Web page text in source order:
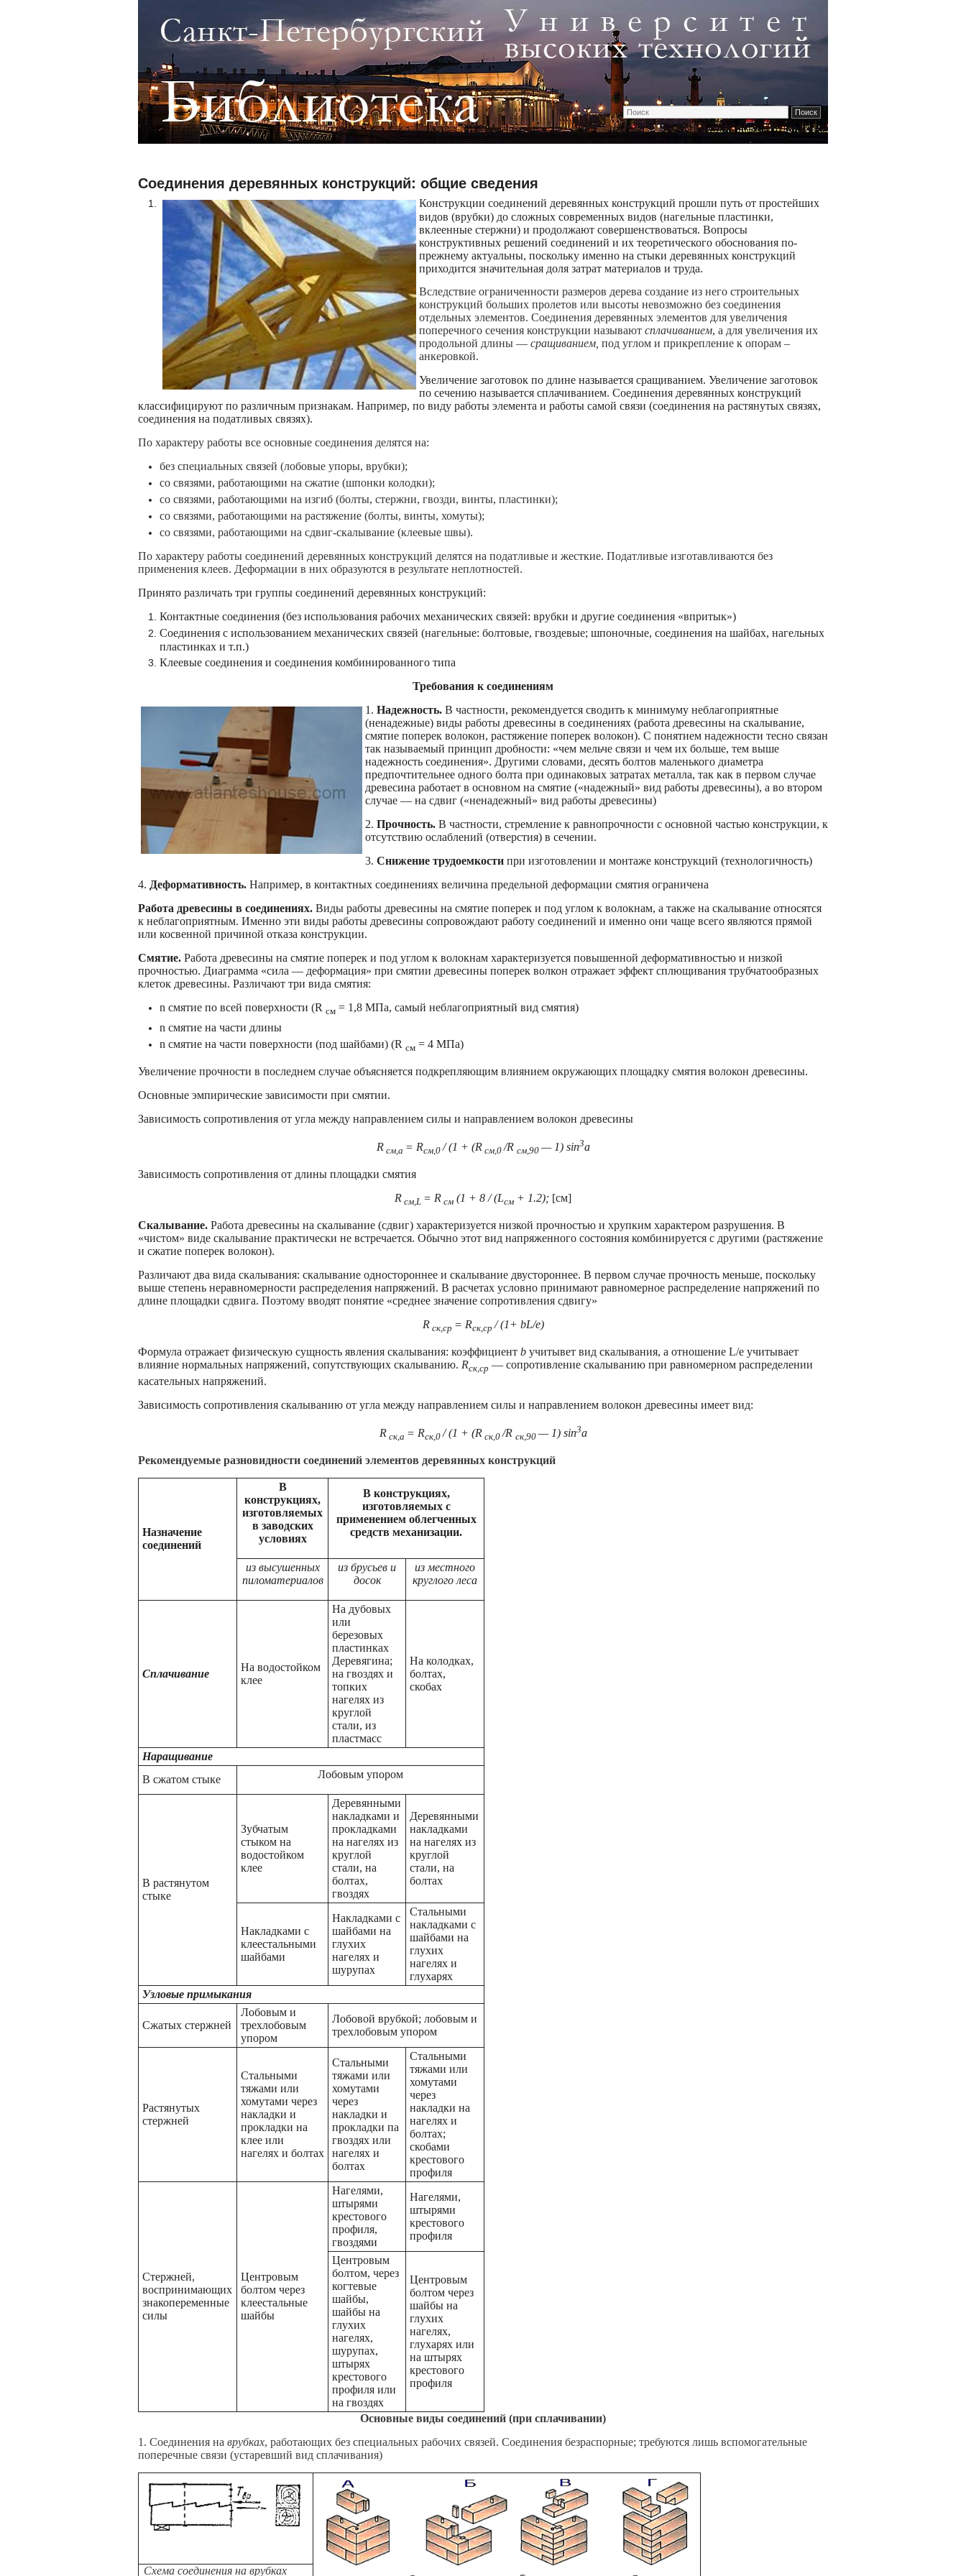
Соединения деревянных конструкций: общие сведения
Конструкции соединений деревянных конструкций прошли путь от простейших
видов (врубки) до сложных современных видов (нагельные пластинки,
вклеенные стержни) и продолжают совершенствоваться. Вопросы
конструктивных решений соединений и их теоретического обоснования по-
прежнему актуальны, поскольку именно на стыки деревянных конструкций
приходится значительная доля затрат материалов и труда.
Вследствие ограниченности размеров дерева создание из него строительных
конструкций больших пролетов или высоты невозможно без соединения
отдельных элементов. Соединения деревянных элементов для увеличения
поперечного сечения конструкции называют сплачиванием, а для увеличения их
продольной длины — сращиванием, под углом и прикрепление к опорам –
анкеровкой.
Увеличение заготовок по длине называется сращиванием. Увеличение заготовок
по сечению называется сплачиванием. Соединения деревянных конструкций
классифицируют по различным признакам. Например, по виду работы элемента и работы самой связи (соединения на растянутых связях,
соединения на податливых связях).
По характеру работы все основные соединения делятся на:
без специальных связей (лобовые упоры, врубки);
со связями, работающими на сжатие (шпонки колодки);
со связями, работающими на изгиб (болты, стержни, гвозди, винты, пластинки);
со связями, работающими на растяжение (болты, винты, хомуты);
со связями, работающими на сдвиг-скалывание (клеевые швы).
По характеру работы соединений деревянных конструкций делятся на податливые и жесткие. Податливые изготавливаются без
применения клеев. Деформации в них образуются в результате неплотностей.
Принято различать три группы соединений деревянных конструкций:
Контактные соединения (без использования рабочих механических связей: врубки и другие соединения «впритык»)
Соединения с использованием механических связей (нагельные: болтовые, гвоздевые; шпоночные, соединения на шайбах, нагельных
пластинках и т.п.)
Клеевые соединения и соединения комбинированного типа
Требования к соединениям
1. Надежность. В частности, рекомендуется сводить к минимуму неблагоприятные
(ненадежные) виды работы древесины в соединениях (работа древесины на скалывание,
смятие поперек волокон, растяжение поперек волокон). С понятием надежности тесно связан
так называемый принцип дробности: «чем мельче связи и чем их больше, тем выше
надежность соединения». Другими словами, десять болтов маленького диаметра
предпочтительнее одного болта при одинаковых затратах металла, так как в первом случае
древесина работает в основном на смятие («надежный» вид работы древесины), а во втором
случае — на сдвиг («ненадежный» вид работы древесины)
2. Прочность. В частности, стремление к равнопрочности с основной частью конструкции, к
отсутствию ослаблений (отверстия) в сечении.
3. Снижение трудоемкости при изготовлении и монтаже конструкций (технологичность)
4. Деформативность. Например, в контактных соединениях величина предельной деформации смятия ограничена
Работа древесины в соединениях. Виды работы древесины на смятие поперек и под углом к волокнам, а также на скалывание относятся
к неблагоприятным. Именно эти виды работы древесины сопровождают работу соединений и именно они чаще всего являются прямой
или косвенной причиной отказа конструкции.
Смятие. Работа древесины на смятие поперек и под углом к волокнам характеризуется повышенной деформативностью и низкой
прочностью. Диаграмма «сила — деформация» при смятии древесины поперек волкон отражает эффект сплющивания трубчатообразных
клеток древесины. Различают три вида смятия:
n смятие по всей поверхности (R см = 1,8 МПа, самый неблагоприятный вид смятия)
n смятие на части длины
n смятие на части поверхности (под шайбами) (R см = 4 МПа)
Увеличение прочности в последнем случае объясняется подкрепляющим влиянием окружающих площадку смятия волокон древесины.
Основные эмпирические зависимости при смятии.
Зависимость сопротивления от угла между направлением силы и направлением волокон древесины
Rсм,a = Rсм,0/ (1 + (Rсм,0/R см,90 — 1) sin3a
Зависимость сопротивления от длины площадки смятия
R см,L = R см (1 + 8 / (Lсм + 1.2); [см]
Скалывание. Работа древесины на скалывание (сдвиг) характеризуется низкой прочностью и хрупким характером разрушения. В
«чистом» виде скалывание практически не встречается. Обычно этот вид напряженного состояния комбинируется с другими (растяжение
и сжатие поперек волокон).
Различают два вида скалывания: скалывание одностороннее и скалывание двустороннее. В первом случае прочность меньше, поскольку
выше степень неравномерности распределения напряжений. В расчетах условно принимают равномерное распределение напряжений по
длине площадки сдвига. Поэтому вводят понятие «среднее значение сопротивления сдвигу»
Rск,ср = Rск,ср/ (1+ bL/e)
Формула отражает физическую сущность явления скалывания: коэффициент b учитывет вид скалывания, а отношение L/e учитывает
влияние нормальных напряжений, сопутствующих скалыванию. Rск,ср — сопротивление скалыванию при равномерном распределении
касательных напряжений.
Зависимость сопротивления скалыванию от угла между направлением силы и направлением волокон древесины имеет вид:
Rск,a = Rск,0/ (1 + (Rск,0/R ск,90 — 1) sin3a
Рекомендуемые разновидности соединений элементов деревянных конструкций
Назначение
соединений
В
конструкциях,
изготовляемых
в заводских
условиях
В конструкциях,
изготовляемых с
применением облегченных
средств механизации.
из высушенных
пиломатериалов
из брусьев и
досок
из местного
круглого леса
Сплачивание
На водостойком
клее
На дубовых
или
березовых
пластинках
Деревягина;
на гвоздях и
топких
нагелях из
круглой
стали, из
пластмасс
На колодках,
болтах,
скобах
Наращивание
В сжатом стыке
Лобовым упором
В растянутом
стыке
Зубчатым
стыком на
водостойком
клее
Деревянными
накладками и
прокладками
на нагелях из
круглой
стали, на
болтах,
гвоздях
Деревянными
накладками
на нагелях из
круглой
стали, на
болтах
Накладками с
клеестальными
шайбами
Накладками с
шайбами на
глухих
нагелях и
шурупах
Стальными
накладками с
шайбами на
глухих
нагелях и
глухарях
Узловые примыкания
Сжатых стержней
Лобовым и
трехлобовым
упором
Лобовой врубкой; лобовым и
трехлобовым упором
Растянутых
стержней
Стальными
тяжами или
хомутами через
накладки и
прокладки на
клее или
нагелях и болтах
Стальными
тяжами или
хомутами
через
накладки и
прокладки па
гвоздях или
нагелях и
болтах
Стальными
тяжами или
хомутами
через
накладки на
нагелях и
болтах;
скобами
крестового
профиля
Стержней,
воспринимающих
знакопеременные
силы
Центровым
болтом через
клеестальные
шайбы
Нагелями,
штырями
крестового
профиля,
гвоздями
Нагелями,
штырями
крестового
профиля
Центровым
болтом, через
когтевые
шайбы,
шайбы на
глухих
нагелях,
шурупах,
штырях
крестового
профиля или
на гвоздях
Центровым
болтом через
шайбы на
глухих
нагелях,
глухарях или
на штырях
крестового
профиля
Основные виды соединений (при сплачивании)
1. Соединения на врубках, работающих без специальных рабочих связей. Соединения безраспорные; требуются лишь вспомогательные
поперечные связи (устаревший вид сплачивания)
Схема соединения на врубках